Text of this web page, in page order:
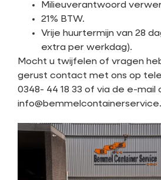
Milieuverantwoord
21% BTW.
Vrije huurtermijn van 28
extra per werkdag).
Mocht u twijfelen of vragen
gerust contact met ons op
0348- 44 18 33 of via de e-mail